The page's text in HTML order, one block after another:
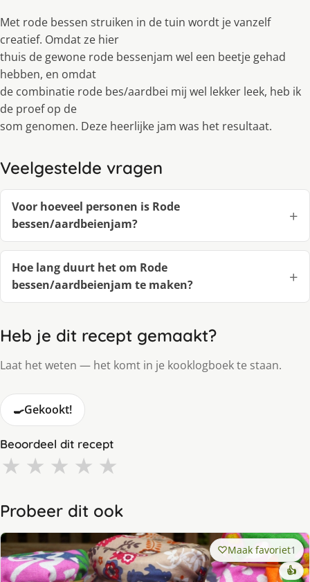
Met rode bessen struiken in de tuin wordt je vanzelf
creatief. Omdat ze hier
thuis de gewone rode bessenjam wel een beetje gehad
hebben, en omdat
de combinatie rode bes/aardbei mij wel lekker leek, heb ik
de proef op de
som genomen. Deze heerlijke jam was het resultaat.
Veelgestelde vragen
Voor hoeveel personen is Rode
bessen/aardbeienjam?
Hoe lang duurt het om Rode
bessen/aardbeienjam te maken?
Heb je dit recept gemaakt?
Laat het weten — het komt in je kooklogboek te staan.
🍳Gekookt!
Beoordeel dit recept
★ ★ ★ ★ ★
Probeer dit ook
Maak favoriet1
👍